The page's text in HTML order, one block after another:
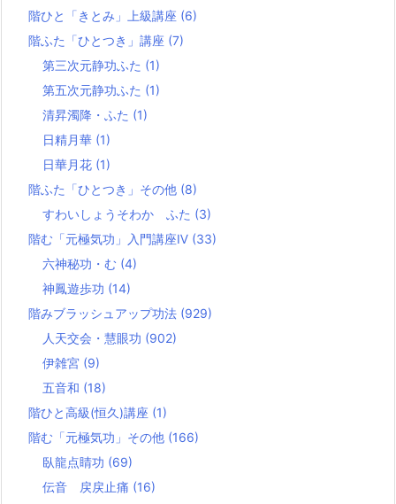
階ひと「きとみ」上級講座 (6)
階ふた「ひとつき」講座 (7)
第三次元静功ふた (1)
第五次元静功ふた (1)
清昇濁降・ふた (1)
日精月華 (1)
日華月花 (1)
階ふた「ひとつき」その他 (8)
すわいしょうそわか ふた (3)
階む「元極気功」入門講座Ⅳ (33)
六神秘功・む (4)
神鳳遊歩功 (14)
階みブラッシュアップ功法 (929)
人天交会・慧眼功 (902)
伊雑宮 (9)
五音和 (18)
階ひと高級(恒久)講座 (1)
階む「元極気功」その他 (166)
臥龍点睛功 (69)
伝音 戻戻止痛 (16)